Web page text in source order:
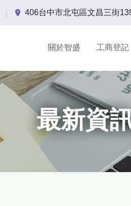
| 406台中市北屯區文昌三街
關於智盛 工商登記
最新資